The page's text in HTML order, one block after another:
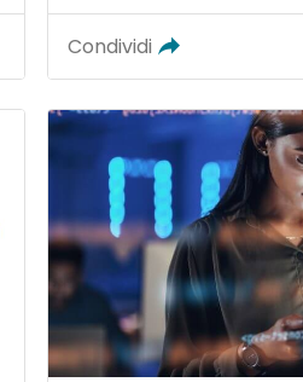
Condividi